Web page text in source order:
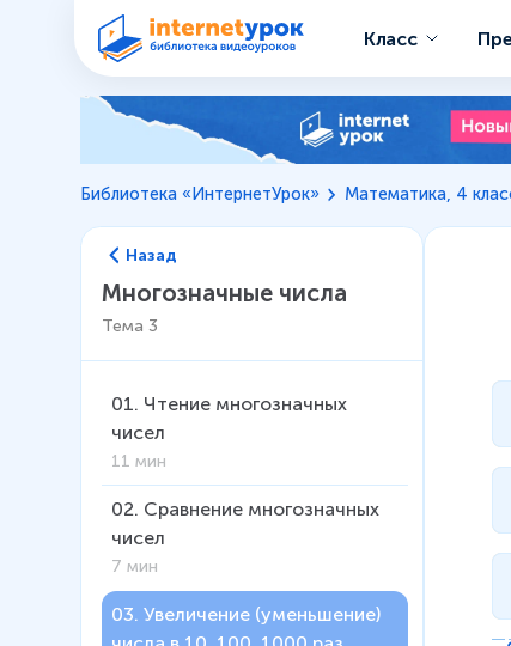
Класс
Библиотека «ИнтернетУрок» Математика, 4
Назад
Многозначные числа
Тема 3
01. Чтение многозначных
чисел
11 мин
02. Сравнение многозначных
чисел
7 мин
03. Увеличение (уменьшение)